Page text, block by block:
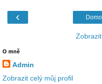
‹
O mně
Admin
Zobrazit celý můj profil